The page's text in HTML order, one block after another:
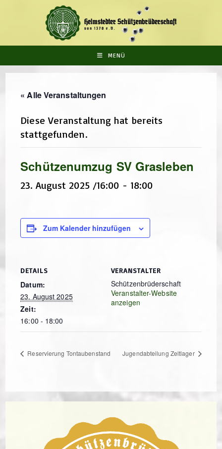
MENÜ
« Alle Veranstaltungen
Diese Veranstaltung hat bereits
stattgefunden.
Schützenumzug SV Grasleben
23. August 2025 /16:00 - 18:00
Zum Kalender hinzufügen
DETAILS
Datum:
23. August 2025
Zeit:
16:00 - 18:00
VERANSTALTER
Schützenbrüderschaft
Veranstalter-Website
anzeigen
Reservierung Tontaubenstand Jugendabteilung Zeltlager